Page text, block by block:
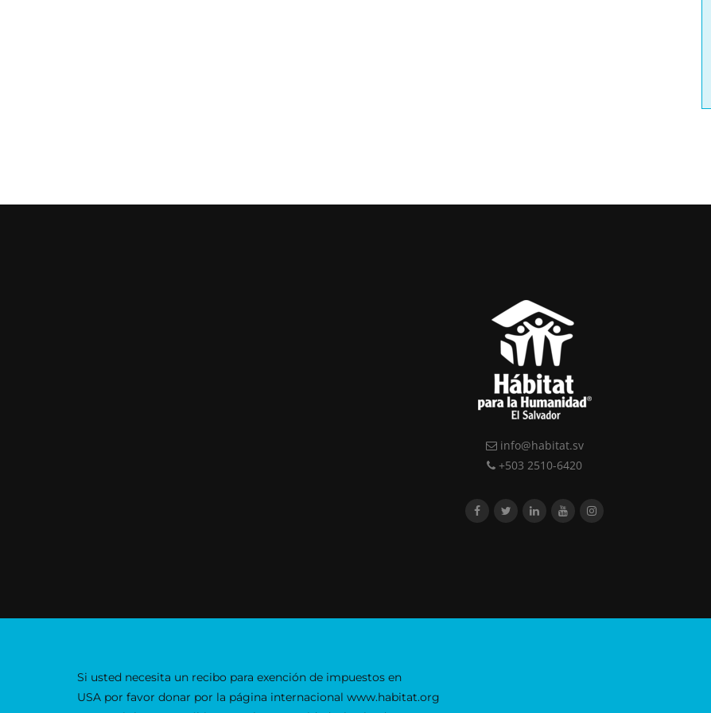
info@habitat.sv
+503 2510-6420
Si usted necesita un recibo para exención de impuestos en
USA por favor donar por la página internacional www.habitat.org